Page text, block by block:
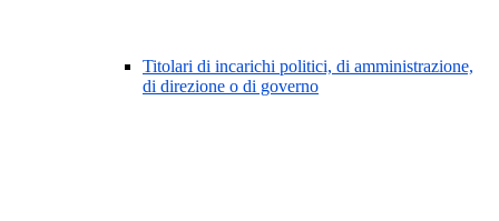
Titolari di incarichi politici, di amministrazione,
di direzione o di governo